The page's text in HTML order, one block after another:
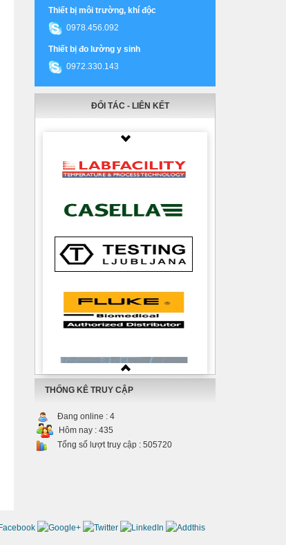
Thiết bị môi trường, khí độc
0978.456.092
Thiết bị đo lường y sinh
0972.330.143
ĐỐI TÁC - LIÊN KẾT
THỐNG KÊ TRUY CẬP
Đang online : 4
Hôm nay : 435
Tổng số lượt truy cập : 505720